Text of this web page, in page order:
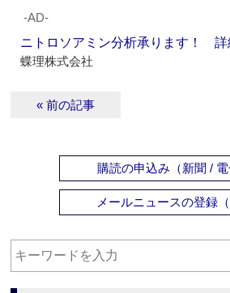
‐AD‐
ニトロソアミン分析承ります！ 詳
蝶理株式会社
« 前の記事
購読の申込み（新聞 / 電
メールニュースの登録（